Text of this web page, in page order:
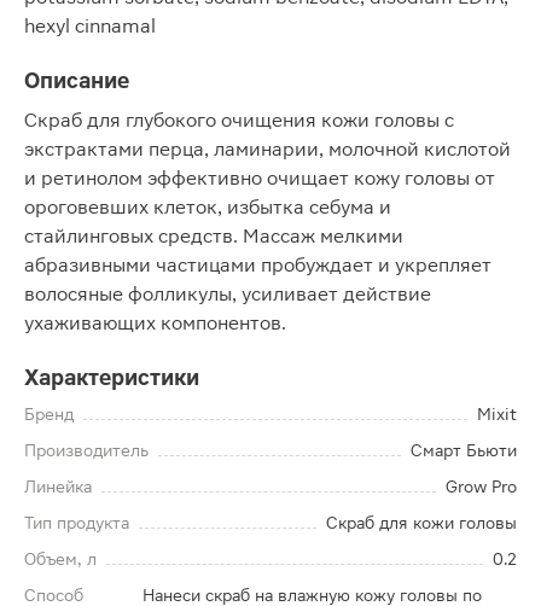
hexyl cinnamal
Описание
Скраб для глубокого очищения кожи головы с
экстрактами перца, ламинарии, молочной кислотой
и ретинолом эффективно очищает кожу головы от
ороговевших клеток, избытка себума и
стайлинговых средств. Массаж мелкими
абразивными частицами пробуждает и укрепляет
волосяные фолликулы, усиливает действие
ухаживающих компонентов.
Характеристики
Бренд
Mixit
Производитель
Смарт Бьюти
Линейка
Grow Pro
Тип продукта
Скраб для кожи головы
Объем, л
0.2
Способ
Нанеси скраб на влажную кожу головы по